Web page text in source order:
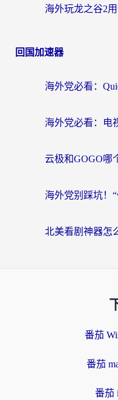
回国加速器
番茄
番茄
番茄